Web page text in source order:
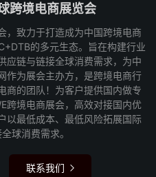
跨境电商展览会
，致力于打造成为中国跨境电商
的多元生态。旨在构建行业
应链与链接全球消费需求，为中
作为展会主办方，是跨境电商行
商的团队！为客户提供国内做专
跨境电商展会，高效对接国内优
以最低成本、最低风险拓展国际
球消费需求。
联系我们 